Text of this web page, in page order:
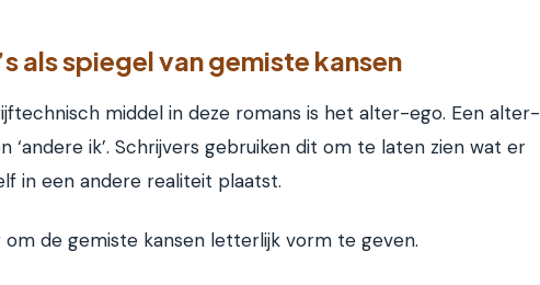
als spiegel van gemiste kansen
middel in deze romans is het alter-ego. Een alter-
‘andere ik’. Schrijvers gebruiken dit om te laten zien wat er
in een andere realiteit plaatst.
om de gemiste kansen letterlijk vorm te geven.